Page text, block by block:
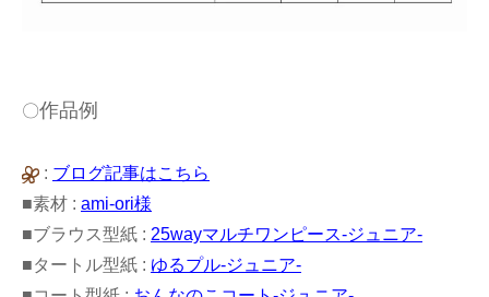
〇作品例
: ブログ記事はこちら
■素材 : ami-ori様
■ブラウス型紙 : 25wayマルチワンピース-ジュニア-
■タートル型紙 : ゆるプル-ジュニア-